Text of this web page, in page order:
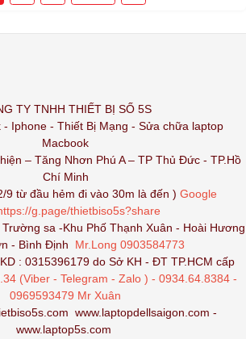
TY TNHH THIẾT BỊ SỐ 5S
- Iphone - Thiết Bị Mạng - Sửa chữa laptop
Macbook
– Tăng Nhơn Phú A – TP Thủ Đức - TP.Hồ
Chí Minh
hẻm đi vào 30m là đến ) Google
g.page/thietbiso5s?share
sa -Khu Phố Thạnh Xuân - Hoài Hương
- Bình Định
Mr.Long 0903584773
: 0315396179 do Sở KH - ĐT TP.HCM cấp
(Viber - Telegram - Zalo ) - 0934.64.8384 -
0969593479 Mr Xuân
www.laptopdellsaigon.com -
www.laptop5s.com